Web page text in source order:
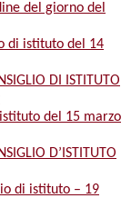
del giorno del
di istituto del 14
DI ISTITUTO
del 15 marzo
D’ISTITUTO
di istituto – 19